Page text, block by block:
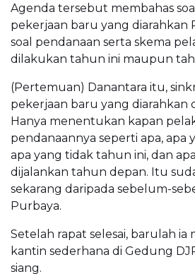
Agenda tersebut membahas
pekerjaan baru yang diarahkan
soal pendanaan serta skema
dilakukan tahun ini maupun
(Pertemuan) Danantara itu,
pekerjaan baru yang diarahkan
Hanya menentukan kapan
pendanaannya seperti apa, apa
apa yang tidak tahun ini, dan
dijalankan tahun depan. Itu
sekarang daripada sebelum-
Purbaya.
Setelah rapat selesai, barulah
kantin sederhana di Gedung
siang.